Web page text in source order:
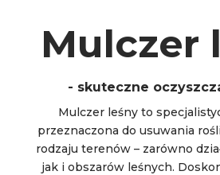
Mulczer
- skuteczne
Mulczer leśny to
przeznaczona do usuwania
rodzaju terenów – zarówno
jak i obszarów leśnych.